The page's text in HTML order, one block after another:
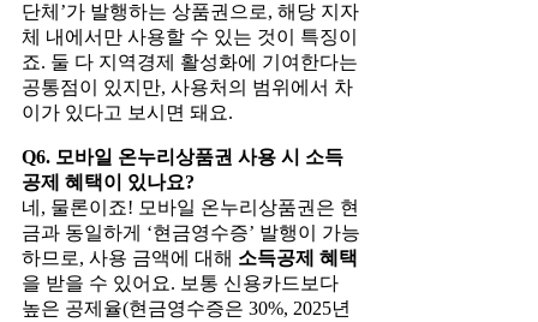
단체’가 발행하는 상품권으로, 해당 지자
체 내에서만 사용할 수 있는 것이 특징이
죠. 둘 다 지역경제 활성화에 기여한다는
공통점이 있지만, 사용처의 범위에서 차
이가 있다고 보시면 돼요.
Q6. 모바일 온누리상품권 사용 시 소득
공제 혜택이 있나요?
네, 물론이죠! 모바일 온누리상품권은 현
금과 동일하게 ‘현금영수증’ 발행이 가능
하므로, 사용 금액에 대해 소득공제 혜택
을 받을 수 있어요. 보통 신용카드보다
높은 공제율(현금영수증은 30%, 2025년